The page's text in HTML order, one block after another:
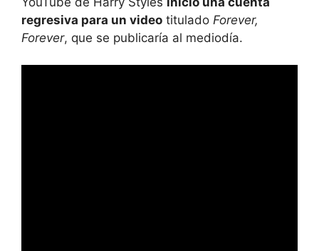
regresiva para un video titulado Forever,
Forever, que se publicaría al mediodía.